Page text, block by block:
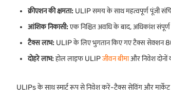
क्रीएशन की क्षमता: ULIP समय के साथ महत्वपूर्ण पूंजी
आंशिक निकासी:एक निश्चित अवधि के बाद, अधिकांश
टैक्स लाभ: ULIP के लिए भुगतान किए गए टैक्स सेक्शन
दोहरे लाभ:होल लाइफ ULIPजीवन बीमाऔर निवेश दोनों
ULIPs के साथ स्मार्ट रूप से निवेश करें-टैक्स सेविंग और मार्केट